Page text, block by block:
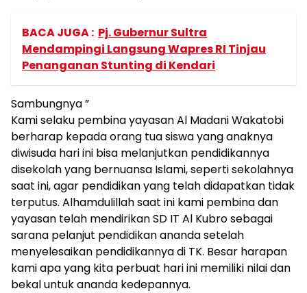
BACA JUGA : Pj. Gubernur Sultra
Mendampingi Langsung Wapres RI Tinjau
Penanganan Stunting di Kendari
Sambungnya ”
Kami selaku pembina yayasan Al Madani Wakatobi
berharap kepada orang tua siswa yang anaknya
diwisuda hari ini bisa melanjutkan pendidikannya
disekolah yang bernuansa Islami, seperti sekolahnya
saat ini, agar pendidikan yang telah didapatkan tidak
terputus. Alhamdulillah saat ini kami pembina dan
yayasan telah mendirikan SD IT Al Kubro sebagai
sarana pelanjut pendidikan ananda setelah
menyelesaikan pendidikannya di TK. Besar harapan
kami apa yang kita perbuat hari ini memiliki nilai dan
bekal untuk ananda kedepannya.